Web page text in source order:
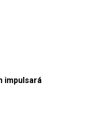
impulsará